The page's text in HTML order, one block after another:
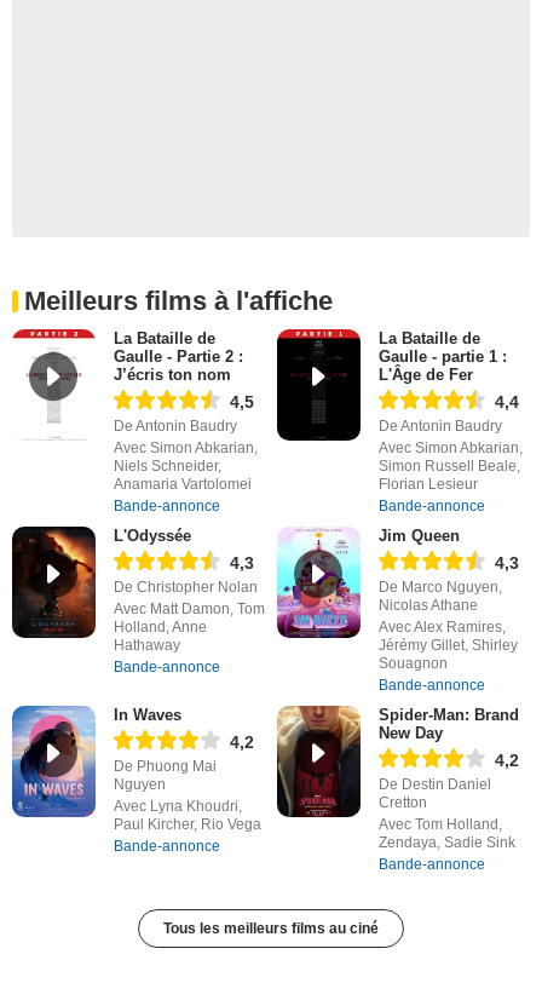
Meilleurs films à l'affiche
La Bataille de
Gaulle - Partie 2 :
J’écris ton nom
4,5
De Antonin Baudry
Avec Simon Abkarian,
Niels Schneider,
Anamaria Vartolomei
Bande-annonce
La Bataille de
Gaulle - partie 1 :
L'Âge de Fer
4,4
De Antonin Baudry
Avec Simon Abkarian,
Simon Russell Beale,
Florian Lesieur
Bande-annonce
L'Odyssée
4,3
De Christopher Nolan
Avec Matt Damon, Tom
Holland, Anne
Hathaway
Bande-annonce
Jim Queen
4,3
De Marco Nguyen,
Nicolas Athane
Avec Alex Ramires,
Jérémy Gillet, Shirley
Souagnon
Bande-annonce
In Waves
4,2
De Phuong Mai
Nguyen
Avec Lyna Khoudri,
Paul Kircher, Rio Vega
Bande-annonce
Spider-Man: Brand
New Day
4,2
De Destin Daniel
Cretton
Avec Tom Holland,
Zendaya, Sadie Sink
Bande-annonce
Tous les meilleurs films au ciné